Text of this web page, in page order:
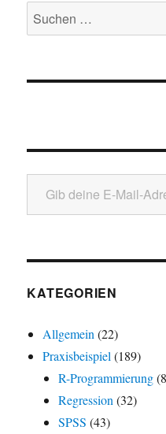
Suchen
nach:
Gib deine E-Mail-Adresse ein ...
KATEGORIEN
Allgemein (22)
Praxisbeispiel (189)
R-Programmierung
Regression (32)
SPSS (43)